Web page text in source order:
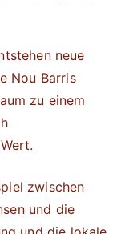
neue
Nou Barris
zu einem
zwischen
und die